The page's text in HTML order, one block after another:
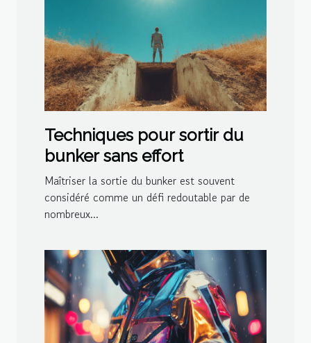
Techniques pour sortir du
bunker sans effort
Maîtriser la sortie du bunker est souvent
considéré comme un défi redoutable par de
nombreux...